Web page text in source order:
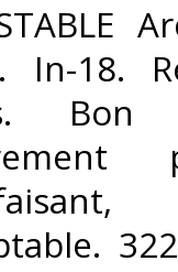
In-18.
Bon